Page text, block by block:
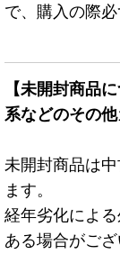
で、購入の際
【未開封商品
系などのその他
未開封商品は
ます。
経年劣化によ
ある場合がござ